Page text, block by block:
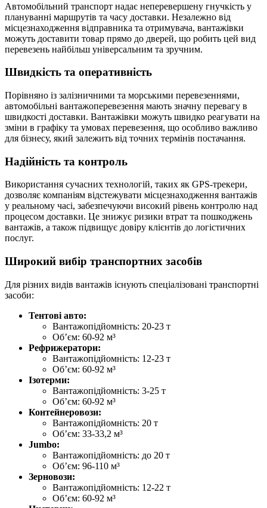
Автомобільний транспорт надає неперевершену гнучкість у
плануванні маршрутів та часу доставки. Незалежно від
місцезнаходження відправника та отримувача, вантажівки
можуть доставити товар прямо до дверей, що робить цей вид
перевезень найбільш універсальним та зручним.
Швидкість та оперативність
Порівняно із залізничними та морськими перевезеннями,
автомобільні вантажоперевезення мають значну перевагу в
швидкості доставки. Вантажівки можуть швидко реагувати на
зміни в графіку та умовах перевезення, що особливо важливо
для бізнесу, який залежить від точних термінів постачання.
Надійність та контроль
Використання сучасних технологій, таких як GPS-трекери,
дозволяє компаніям відстежувати місцезнаходження вантажів
у реальному часі, забезпечуючи високий рівень контролю над
процесом доставки. Це знижує ризики втрат та пошкоджень
вантажів, а також підвищує довіру клієнтів до логістичних
послуг.
Широкий вибір транспортних засобів
Для різних видів вантажів існують спеціалізовані транспортні
засоби:
Тентові авто:
Вантажопідйомність: 20-23 т
Об’єм: 60-92 м³
Рефрижератори:
Вантажопідйомність: 12-23 т
Об’єм: 60-92 м³
Ізотерми:
Вантажопідйомність: 3-25 т
Об’єм: 60-92 м³
Контейнеровози:
Вантажопідйомність: 20 т
Об’єм: 33-33,2 м³
Jumbo:
Вантажопідйомність: до 20 т
Об’єм: 96-110 м³
Зерновози:
Вантажопідйомність: 12-22 т
Об’єм: 60-92 м³